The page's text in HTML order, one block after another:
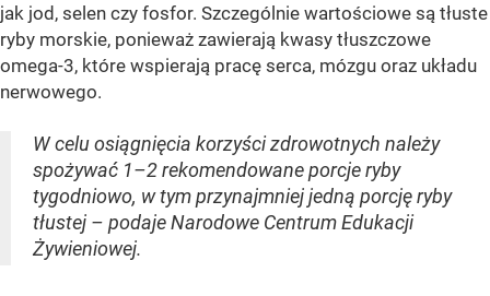
jak jod, selen czy fosfor. Szczególnie wartościowe są tłuste
ryby morskie, ponieważ zawierają kwasy tłuszczowe
omega-3, które wspierają pracę serca, mózgu oraz układu
nerwowego.
W celu osiągnięcia korzyści zdrowotnych należy
spożywać 1–2 rekomendowane porcje ryby
tygodniowo, w tym przynajmniej jedną porcję ryby
tłustej – podaje Narodowe Centrum Edukacji
Żywieniowej.